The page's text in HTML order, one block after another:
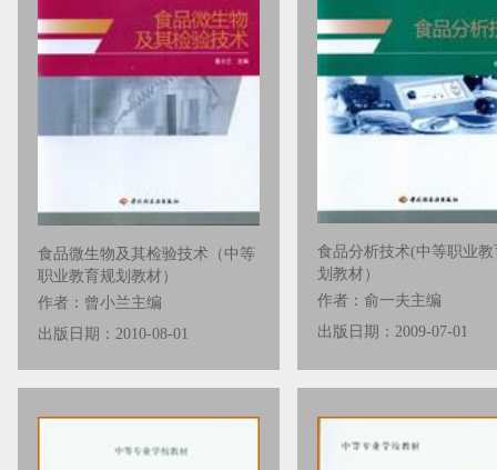
食品微生物及其检验技术（中等
职业教育规划教材）
作者：曾小兰主编
出版日期：2010-08-01
食品分析技术(中等职业教
划教材）
作者：俞一夫主编
出版日期：2009-07-01